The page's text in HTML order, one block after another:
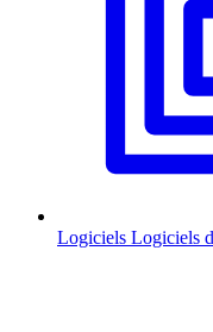
Logiciels Logiciels